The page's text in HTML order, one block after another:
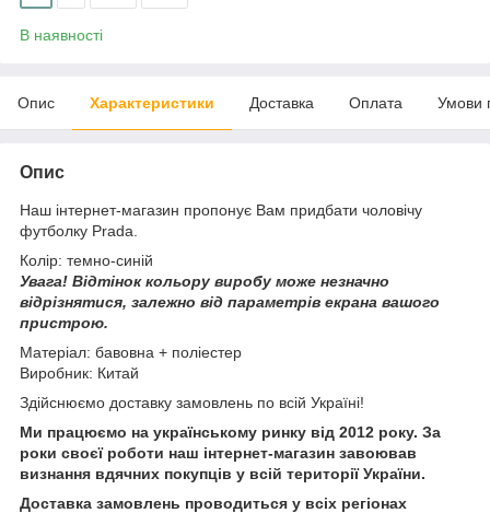
В наявності
Опис Характеристики Доставка Оплата Умови
Опис
Наш інтернет-магазин пропонує Вам придбати чоловічу
футболку Prada.
Колір: темно-синій
Увага! Відтінок кольору виробу може незначно
відрізнятися, залежно від параметрів екрана вашого
пристрою.
Матеріал: бавовна + поліестер
Виробник: Китай
Здійснюємо доставку замовлень по всій Україні!
Ми працюємо на українському ринку від 2012 року. За
роки своєї роботи наш інтернет-магазин завоював
визнання вдячних покупців у всій території України.
Доставка замовлень проводиться у всіх регіонах